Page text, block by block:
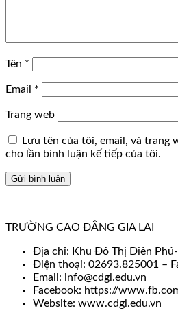
Tên *
Email *
Trang web
Lưu tên của tôi, email, và trang
cho lần bình luận kế tiếp của tôi.
TRƯỜNG CAO ĐẲNG GIA LAI
Địa chỉ: Khu Đô Thị Diên
Điện thoại: 02693.825001 –
Email: info@cdgl.edu.vn
Facebook: https://
Website: www.cdgl.edu.vn